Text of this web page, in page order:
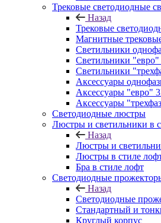
Трековые светодиодные
Назад
Трековые
Магнитные
Светильники
Светильники "евро"
Светильники
Аксессуары
Аксессуары "евро"
Аксессуары
Светодиодные люстры
Люстры и светильники в
Назад
Люстры и
Люстры в стиле
Бра в стиле лофт
Светодиодные
Назад
Светодиодные
Стандартный и
Круглый корпус